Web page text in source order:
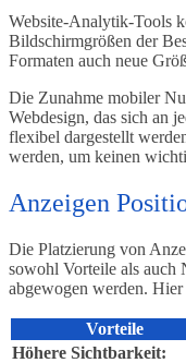
Website-Analytik-Tools
Bildschirmgrößen der
Formaten auch neue
Die Zunahme mobiler
Webdesign, das sich an
flexibel dargestellt
werden, um keinen
Anzeigen
Die Platzierung von
sowohl Vorteile als auch
abgewogen werden.
Vorteile
Höhere Sichtbarkeit: